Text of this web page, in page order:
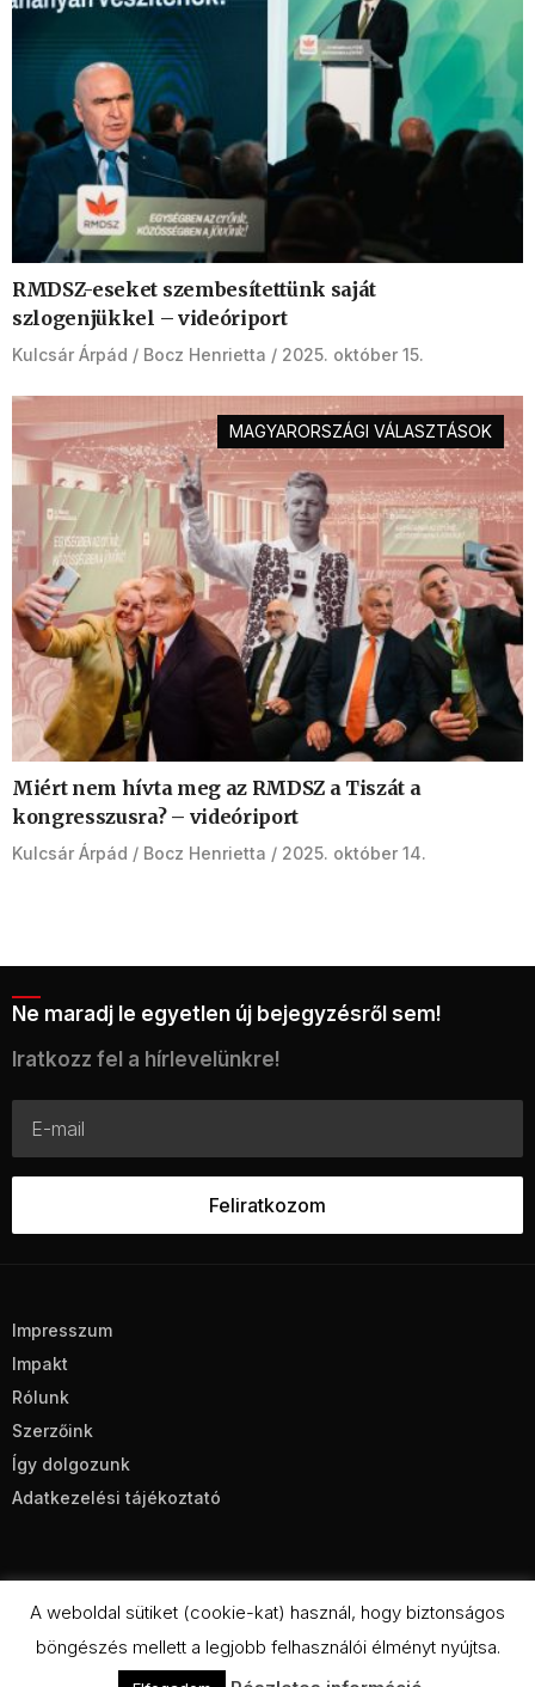
RMDSZ-eseket szembesítettünk saját
szlogenjükkel – videóriport
Kulcsár Árpád Bocz Henrietta 2025. október 15.
MAGYARORSZÁGI VÁLASZTÁSOK
Miért nem hívta meg az RMDSZ a Tiszát a
kongresszusra? – videóriport
Kulcsár Árpád Bocz Henrietta 2025. október 14.
Ne maradj le egyetlen új bejegyzésről sem!
Iratkozz fel a hírlevelünkre!
Impresszum
Impakt
Rólunk
Szerzőink
Így dolgozunk
Adatkezelési tájékoztató
A weboldal sütiket (cookie-kat) használ, hogy biztonságos
böngészés mellett a legjobb felhasználói élményt nyújtsa.